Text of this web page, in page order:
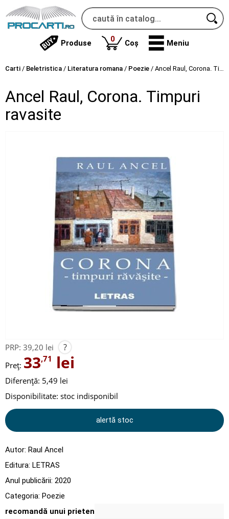
Produse 0produse
Coș Meniu
Carti / Beletristica / Literatura romana / Poezie / Ancel Raul, Corona. Timpuri ravasite
Ancel Raul, Corona. Timpuri
ravasite
PRP: 39,20 lei ?
Preț: 33,71 lei
Diferență: 5,49 lei
Disponibilitate: stoc indisponibil
alertă stoc
Autor: Raul Ancel
Editura: LETRAS
Anul publicării: 2020
Categoria: Poezie
recomandă unui prieten